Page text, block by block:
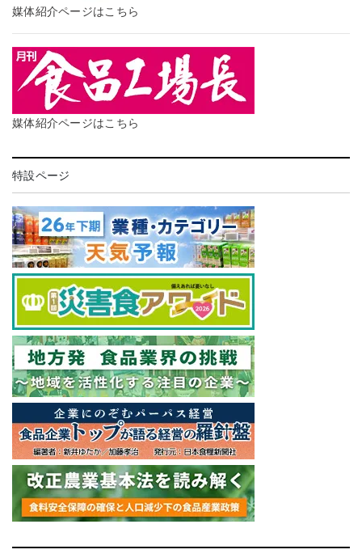
媒体紹介ページはこちら
媒体紹介ページはこちら
特設ページ